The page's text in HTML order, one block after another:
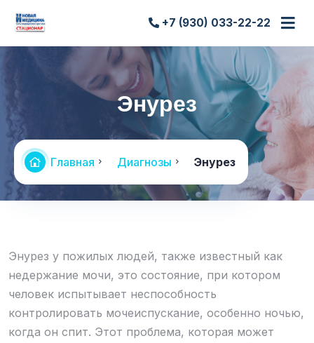
+7 (930) 033-22-22
Энурез
Главная Диагнозы Энурез
Энурез у пожилых людей, также известный как
недержание мочи, это состояние, при котором
человек испытывает неспособность
контролировать мочеиспускание, особенно ночью,
когда он спит. Этот проблема, которая может